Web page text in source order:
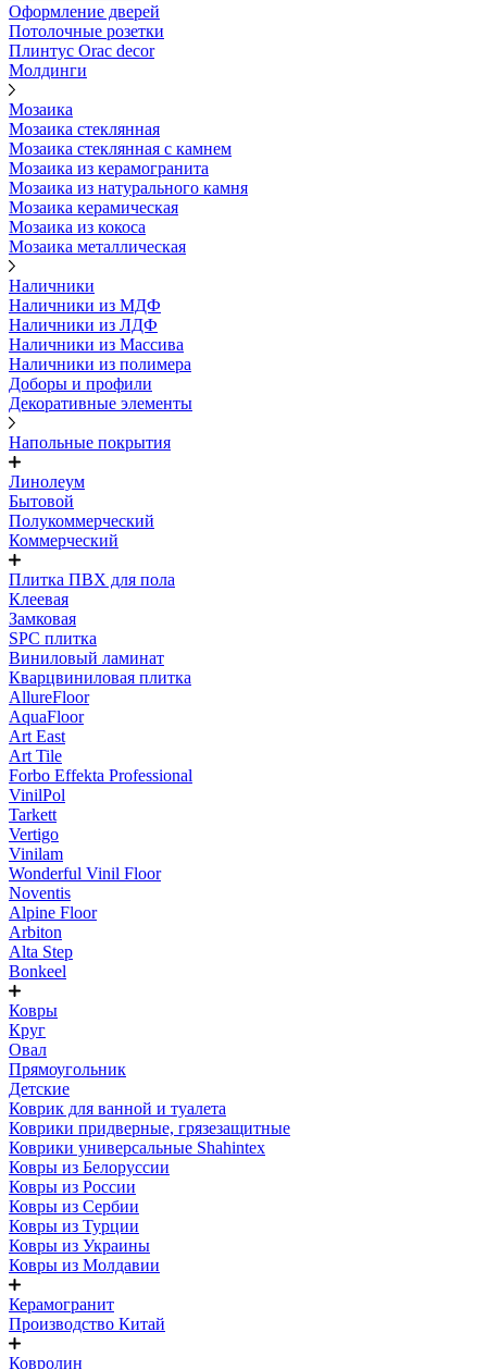
Оформление дверей
Потолочные розетки
Плинтус Orac decor
Молдинги
Мозаика
Мозаика стеклянная
Мозаика стеклянная с камнем
Мозаика из керамогранита
Мозаика из натурального камня
Мозаика керамическая
Мозаика из кокоса
Мозаика металлическая
Наличники
Наличники из МДФ
Наличники из ЛДФ
Наличники из Массива
Наличники из полимера
Доборы и профили
Декоративные элементы
Напольные покрытия
Линолеум
Бытовой
Полукоммерческий
Коммерческий
Плитка ПВХ для пола
Клеевая
Замковая
SPC плитка
Виниловый ламинат
Кварцвиниловая плитка
AllureFloor
AquaFloor
Art East
Art Tile
Forbo Effekta Professional
VinilPol
Tarkett
Vertigo
Vinilam
Wonderful Vinil Floor
Noventis
Alpine Floor
Arbiton
Alta Step
Bonkeel
Ковры
Круг
Овал
Прямоугольник
Детские
Коврик для ванной и туалета
Коврики придверные, грязезащитные
Коврики универсальные Shahintex
Ковры из Белоруссии
Ковры из России
Ковры из Сербии
Ковры из Турции
Ковры из Украины
Ковры из Молдавии
Керамогранит
Производство Китай
Ковролин